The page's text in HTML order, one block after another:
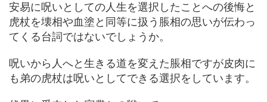
安易に呪いとしての人生を選択したことへの後悔と
虎杖を壊相や血塗と同等に扱う脹相の思いが伝わっ
てくる台詞ではないでしょうか。
呪いから人へと生きる道を変えた脹相ですが皮肉に
も弟の虎杖は呪いとしてできる選択をしています。